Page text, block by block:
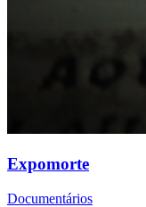
Expomorte
Documentários